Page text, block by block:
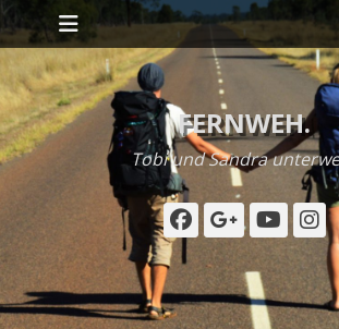
Zum
Inhalt
springen
Primäres Menü
FERNWEH.
Tobi und Sandra
Facebook